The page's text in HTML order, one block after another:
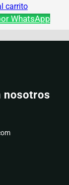
carrito
WhatsApp
nosotros